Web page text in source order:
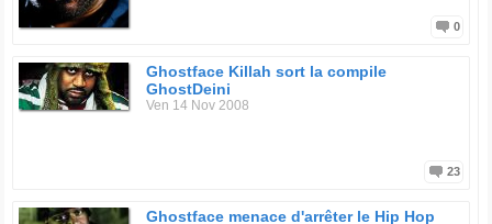
0
Ghostface Killah sort la compile
GhostDeini
Ven 14 Nov 2008
23
Ghostface menace d'arrêter le Hip Hop